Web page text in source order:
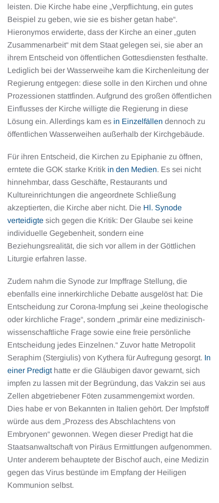
leisten. Die Kirche habe eine „Verpflichtung, ein gutes
Beispiel zu geben, wie sie es bisher getan habe“.
Hieronymos erwiderte, dass der Kirche an einer „guten
Zusammenarbeit“ mit dem Staat gelegen sei, sie aber an
ihrem Entscheid von öffentlichen Gottesdiensten festhalte.
Lediglich bei der Wasserweihe kam die Kirchenleitung der
Regierung entgegen: diese solle in den Kirchen und ohne
Prozessionen stattfinden. Aufgrund des großen öffentlichen
Einflusses der Kirche willigte die Regierung in diese
Lösung ein. Allerdings kam es in Einzelfällen dennoch zu
öffentlichen Wasserweihen außerhalb der Kirchgebäude.
Für ihren Entscheid, die Kirchen zu Epiphanie zu öffnen,
erntete die GOK starke Kritik in den Medien. Es sei nicht
hinnehmbar, dass Geschäfte, Restaurants und
Kultureinrichtungen die angeordnete Schließung
akzeptierten, die Kirche aber nicht. Die Hl. Synode
verteidigte sich gegen die Kritik: Der Glaube sei keine
individuelle Gegebenheit, sondern eine
Beziehungsrealität, die sich vor allem in der Göttlichen
Liturgie erfahren lasse.
Zudem nahm die Synode zur Impffrage Stellung, die
ebenfalls eine innerkirchliche Debatte ausgelöst hat: Die
Entscheidung zur Corona-Impfung sei „keine theologische
oder kirchliche Frage“, sondern „primär eine medizinisch-
wissenschaftliche Frage sowie eine freie persönliche
Entscheidung jedes Einzelnen.“ Zuvor hatte Metropolit
Seraphim (Stergiulis) von Kythera für Aufregung gesorgt. In
einer Predigthatte er die Gläubigen davor gewarnt, sich
impfen zu lassen mit der Begründung, das Vakzin sei aus
Zellen abgetriebener Föten zusammengemixt worden.
Dies habe er von Bekannten in Italien gehört. Der Impfstoff
würde aus dem „Prozess des Abschlachtens von
Embryonen“ gewonnen. Wegen dieser Predigt hat die
Staatsanwaltschaft von Piräus Ermittlungen aufgenommen.
Unter anderem behauptete der Bischof auch, eine Medizin
gegen das Virus bestünde im Empfang der Heiligen
Kommunion selbst.